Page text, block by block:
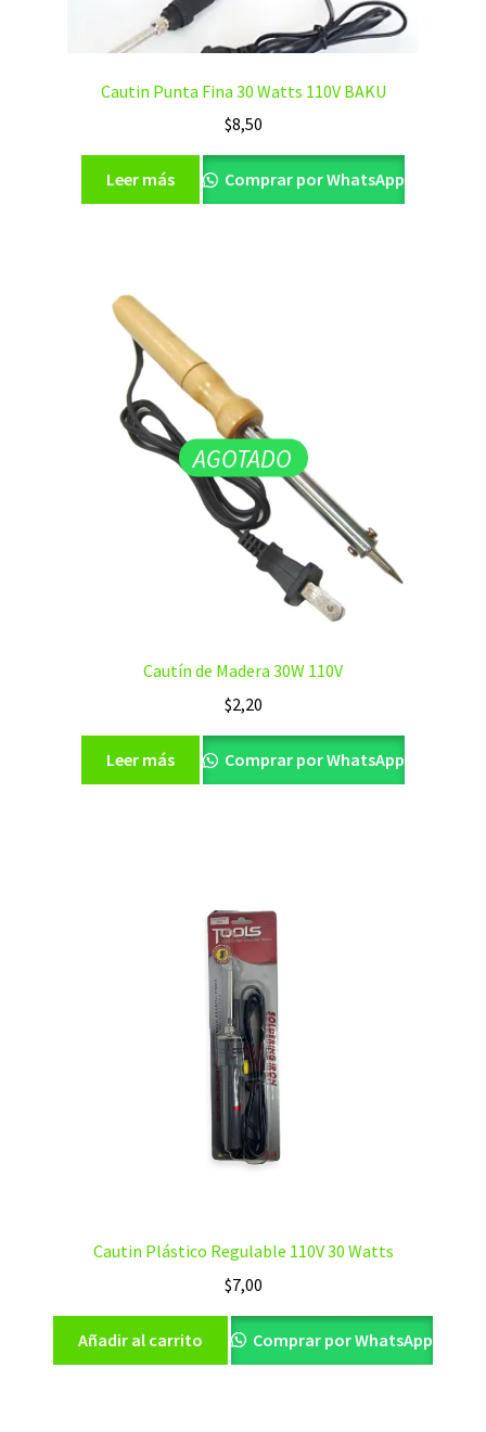
Cautin Punta Fina 30 Watts 110V BAKU
$8,50
Leer más Comprar por WhatsApp
AGOTADO
Cautín de Madera 30W 110V
$2,20
Leer más Comprar por WhatsApp
Cautin Plástico Regulable 110V 30 Watts
$7,00
Añadir al carrito Comprar por WhatsApp